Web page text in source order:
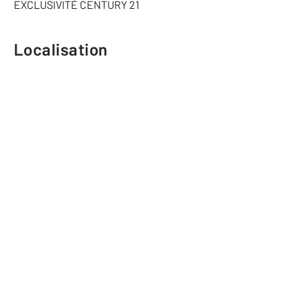
EXCLUSIVITÉ CENTURY 21
Localisation